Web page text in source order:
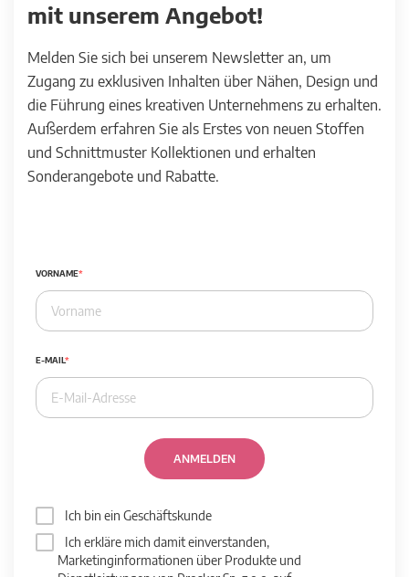
mit unserem Angebot!
Melden Sie sich bei unserem Newsletter an, um
Zugang zu exklusiven Inhalten über Nähen, Design und
die Führung eines kreativen Unternehmens zu erhalten.
Außerdem erfahren Sie als Erstes von neuen Stoffen
und Schnittmuster Kollektionen und erhalten
Sonderangebote und Rabatte.
VORNAME
E-MAIL
ANMELDEN
Ich bin ein Geschäftskunde
Ich erkläre mich damit einverstanden,
Marketinginformationen über Produkte und